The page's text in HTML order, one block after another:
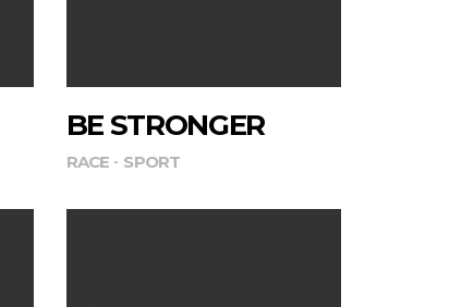
BE STRONGER
RACE SPORT